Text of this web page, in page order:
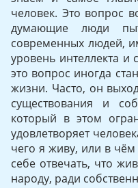
человек. Это вопрос
думающие люди
современных людей,
уровень интеллекта
это вопрос иногда
жизни. Часто, он
существования и
который в этом
удовлетворяет
чего я живу, или в
себе отвечать, что
народу, ради